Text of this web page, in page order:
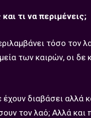
τι να περιμένεις;
τόσο τον
των καιρών, οι
διαβάσει
τον λαό; Αλλά